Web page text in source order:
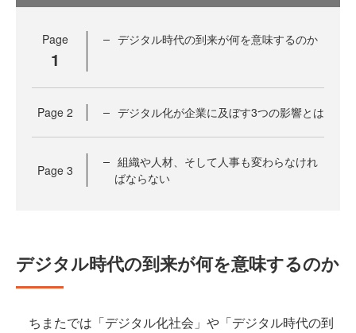
Page
1
デジタル時代の到来が何を意味するのか
Page 2 デジタル化が企業に及ぼす3つの影響とは
Page 3
組織や人材、そして人事も変わらなけれ
ばならない
デジタル時代の到来が何を意味するのか
ちまたでは「デジタル化社会」や「デジタル時代の到